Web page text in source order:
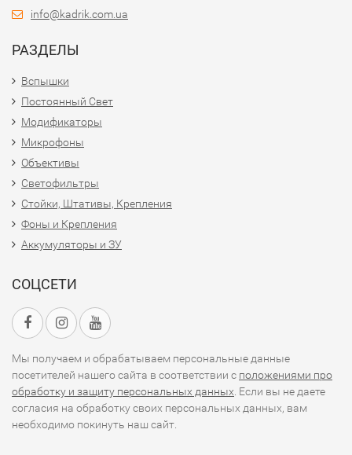
info@kadrik.com.ua
РАЗДЕЛЫ
Вспышки
Постоянный Свет
Модификаторы
Микрофоны
Объективы
Светофильтры
Стойки, Штативы, Крепления
Фоны и Крепления
Аккумуляторы и ЗУ
СОЦСЕТИ
Мы получаем и обрабатываем персональные данные
посетителей нашего сайта в соответствии с положениями про
обработку и защиту персональных данных . Если вы не даете
согласия на обработку своих персональных данных, вам
необходимо покинуть наш сайт.